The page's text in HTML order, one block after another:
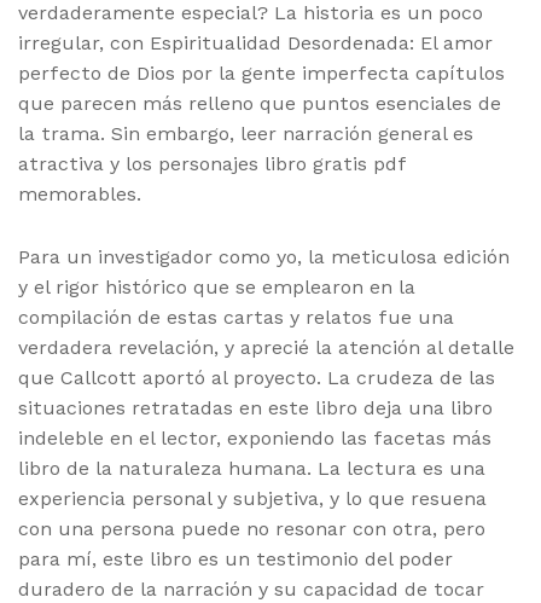
verdaderamente especial? La historia es un poco
irregular, con Espiritualidad Desordenada: El amor
perfecto de Dios por la gente imperfecta capítulos
que parecen más relleno que puntos esenciales de
la trama. Sin embargo, leer narración general es
atractiva y los personajes libro gratis pdf
memorables.
Para un investigador como yo, la meticulosa edición
y el rigor histórico que se emplearon en la
compilación de estas cartas y relatos fue una
verdadera revelación, y aprecié la atención al detalle
que Callcott aportó al proyecto. La crudeza de las
situaciones retratadas en este libro deja una libro
indeleble en el lector, exponiendo las facetas más
libro de la naturaleza humana. La lectura es una
experiencia personal y subjetiva, y lo que resuena
con una persona puede no resonar con otra, pero
para mí, este libro es un testimonio del poder
duradero de la narración y su capacidad de tocar